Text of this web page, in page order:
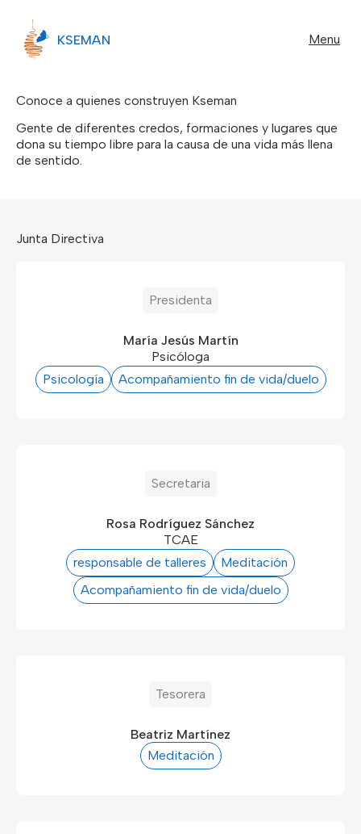
KSEMAN Menu
Conoce a quienes construyen Kseman
Gente de diferentes credos, formaciones y lugares que
dona su tiempo libre para la causa de una vida más llena
de sentido.
Junta Directiva
Presidenta
María Jesús Martín
Psicóloga
Psicología
Acompañamiento fin de vida/duelo
Secretaria
Rosa Rodríguez Sánchez
TCAE
responsable de talleres
Meditación
Acompañamiento fin de vida/duelo
Tesorera
Beatriz Martínez
Meditación